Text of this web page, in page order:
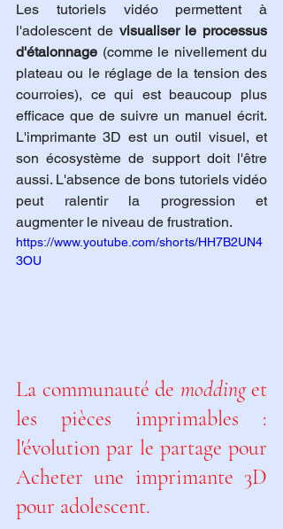
Les tutoriels vidéo permettent à
l'adolescent de visualiser le processus
d'étalonnage (comme le nivellement du
plateau ou le réglage de la tension des
courroies), ce qui est beaucoup plus
efficace que de suivre un manuel écrit.
L'imprimante 3D est un outil visuel, et
son écosystème de support doit l'être
aussi. L'absence de bons tutoriels vidéo
peut ralentir la progression et
augmenter le niveau de frustration.
https://www.youtube.com/shorts/HH7B2UN4
3OU
La communauté de modding et
les pièces imprimables :
l'évolution par le partage pour
Acheter une imprimante 3D
pour adolescent.